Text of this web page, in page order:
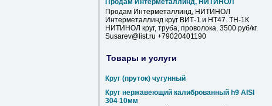
Продам Интерметаллинд, НИТИНОЛ
Продам Интерметаллинд, НИТИНОЛ
Интерметаллинд круг ВИТ-1 и НТ47. ТН-1К
НИТИНОЛ круг, труба, проволока. 3500 руб/кг.
Susarev@list.ru +79020401190
Товары и услуги
Круг (пруток) чугунный
Круг нержавеющий калиброванный h9 AISI
304 10мм